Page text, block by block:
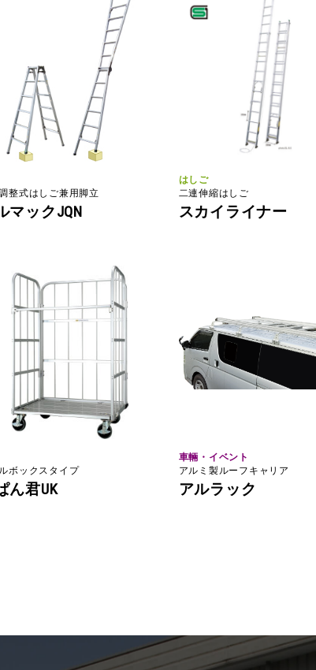
整式はしご兼用脚立
マックJQN
はしご
二連伸縮はしご
スカイライナー
ボックスタイプ
ん君UK
車輛・イベント
アルミ製ルーフキャリア
アルラック